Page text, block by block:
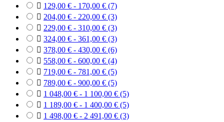
 129,00 € - 170,00 € (7)
 204,00 € - 220,00 € (3)
 229,00 € - 310,00 € (3)
 324,00 € - 361,00 € (3)
 378,00 € - 430,00 € (6)
 558,00 € - 600,00 € (4)
 719,00 € - 781,00 € (5)
 789,00 € - 900,00 € (5)
 1 048,00 € - 1 100,00 € (5)
 1 189,00 € - 1 400,00 € (5)
 1 498,00 € - 2 491,00 € (3)